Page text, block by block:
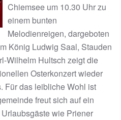
Chiemsee um 10.30 Uhr zu
einem bunten
Melodienreigen, dargeboten
König Ludwig Saal, Stauden
Wilhelm Hultsch zeigt die
Osterkonzert wieder
Für das leibliche Wohl ist
freut sich auf ein
wie Priener